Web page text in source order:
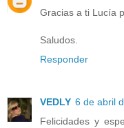
Gracias a ti Lucía
Saludos.
Responder
VEDLY 6 de abril
Felicidades y